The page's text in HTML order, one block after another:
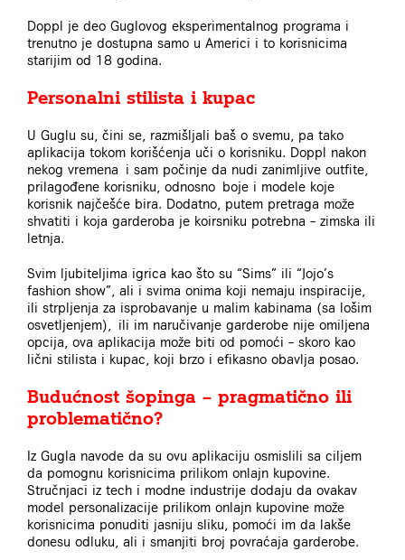
Doppl je deo Guglovog eksperimentalnog programa i
trenutno je dostupna samo u Americi i to korisnicima
starijim od 18 godina.
Personalni stilista i kupac
U Guglu su, čini se, razmišljali baš o svemu, pa tako
aplikacija tokom korišćenja uči o korisniku. Doppl nakon
nekog vremena i sam počinje da nudi zanimljive outfite,
prilagođene korisniku, odnosno boje i modele koje
korisnik najčešće bira. Dodatno, putem pretraga može
shvatiti i koja garderoba je koirsniku potrebna – zimska ili
letnja.
Svim ljubiteljima igrica kao što su “Sims” ili “Jojo’s
fashion show”, ali i svima onima koji nemaju inspiracije,
ili strpljenja za isprobavanje u malim kabinama (sa lošim
osvetljenjem), ili im naručivanje garderobe nije omiljena
opcija, ova aplikacija može biti od pomoći – skoro kao
lični stilista i kupac, koji brzo i efikasno obavlja posao.
Budućnost šopinga – pragmatično ili
problematično?
Iz Gugla navode da su ovu aplikaciju osmislili sa ciljem
da pomognu korisnicima prilikom onlajn kupovine.
Stručnjaci iz tech i modne industrije dodaju da ovakav
model personalizacije prilikom onlajn kupovine može
korisnicima ponuditi jasniju sliku, pomoći im da lakše
donesu odluku, ali i smanjiti broj povraćaja garderobe.